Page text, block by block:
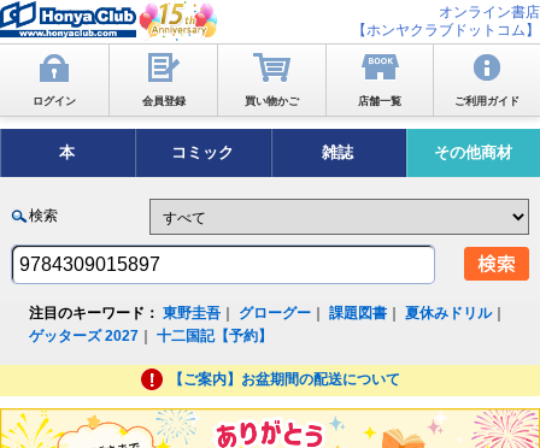
オンライン書店
【ホンヤクラブドットコム】
ログイン 会員登録 買い物かご 店舗一覧 ご利用ガイド
本 コミック 雑誌 その他商材
検索
注目のキーワード： 東野圭吾 グローグー ｜課題図書 ｜夏休みドリル｜
ゲッターズ 2027 ｜十二国記【予約】
【ご案内】お盆期間の配送について